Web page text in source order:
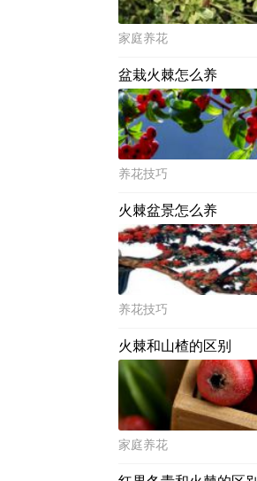
家庭养花
盆栽火棘怎么养
养花技巧
火棘盆景怎么养
养花技巧
火棘和山楂的区别
家庭养花